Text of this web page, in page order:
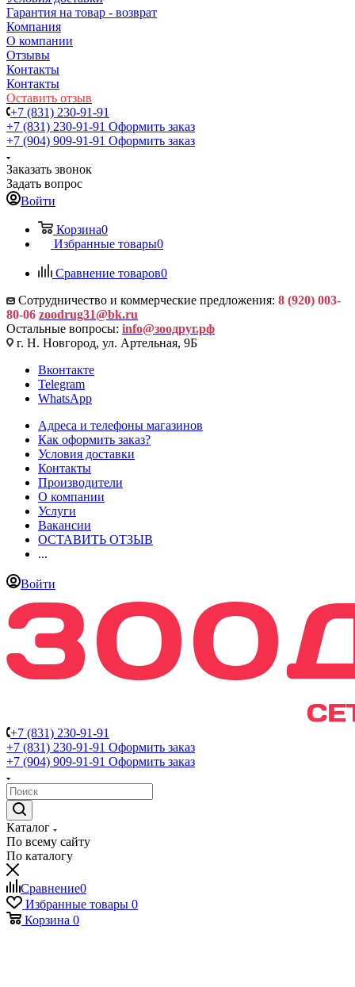
Гарантия на товар - возврат
Компания
О компании
Отзывы
Контакты
Контакты
Оставить отзыв
+7 (831) 230-91-91
+7 (831) 230-91-91 Оформить заказ
+7 (904) 909-91-91 Оформить заказ
Заказать звонок
Задать вопрос
Войти
Корзина0
Избранные товары0
Сравнение товаров0
Сотрудничество и коммерческие предложения: 8 (920) 003-
80-06 zoodrug31@bk.ru
Остальные вопросы: info@зоодруг.рф
г. Н. Новгород, ул. Артельная, 9Б
Вконтакте
Telegram
WhatsApp
Адреса и телефоны магазинов
Как оформить заказ?
Условия доставки
Контакты
Производители
О компании
Услуги
Вакансии
ОСТАВИТЬ ОТЗЫВ
...
Войти
+7 (831) 230-91-91
+7 (831) 230-91-91 Оформить заказ
+7 (904) 909-91-91 Оформить заказ
Каталог
По всему сайту
По каталогу
Сравнение0
Избранные товары 0
Корзина 0